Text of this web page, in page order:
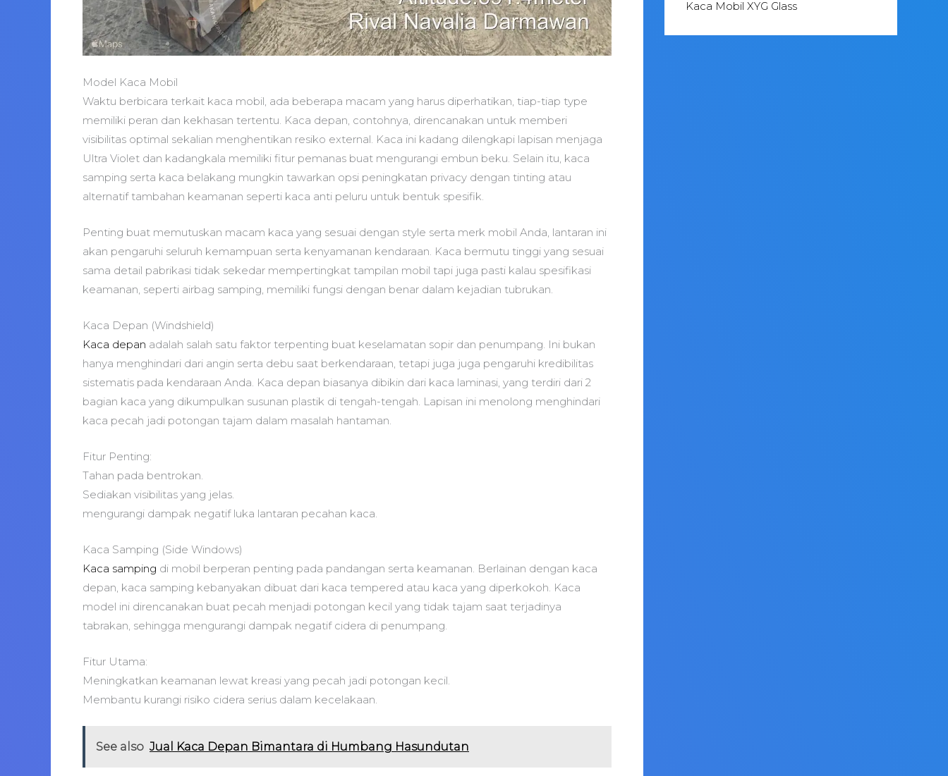
Model Kaca Mobil
Waktu berbicara terkait kaca mobil, ada beberapa macam yang harus diperhatikan, tiap-tiap type
memiliki peran dan kekhasan tertentu. Kaca depan, contohnya, direncanakan untuk memberi
visibilitas optimal sekalian menghentikan resiko external. Kaca ini kadang dilengkapi lapisan menjaga
Ultra Violet dan kadangkala memiliki fitur pemanas buat mengurangi embun beku. Selain itu, kaca
samping serta kaca belakang mungkin tawarkan opsi peningkatan privacy dengan tinting atau
alternatif tambahan keamanan seperti kaca anti peluru untuk bentuk spesifik.
Penting buat memutuskan macam kaca yang sesuai dengan style serta merk mobil Anda, lantaran ini
akan pengaruhi seluruh kemampuan serta kenyamanan kendaraan. Kaca bermutu tinggi yang sesuai
sama detail pabrikasi tidak sekedar mempertingkat tampilan mobil tapi juga pasti kalau spesifikasi
keamanan, seperti airbag samping, memiliki fungsi dengan benar dalam kejadian tubrukan.
Kaca Depan (Windshield)
Kaca depan adalah salah satu faktor terpenting buat keselamatan sopir dan penumpang. Ini bukan
hanya menghindari dari angin serta debu saat berkendaraan, tetapi juga juga pengaruhi kredibilitas
sistematis pada kendaraan Anda. Kaca depan biasanya dibikin dari kaca laminasi, yang terdiri dari 2
bagian kaca yang dikumpulkan susunan plastik di tengah-tengah. Lapisan ini menolong menghindari
kaca pecah jadi potongan tajam dalam masalah hantaman.
Fitur Penting:
Tahan pada bentrokan.
Sediakan visibilitas yang jelas.
mengurangi dampak negatif luka lantaran pecahan kaca.
Kaca Samping (Side Windows)
Kaca samping di mobil berperan penting pada pandangan serta keamanan. Berlainan dengan kaca
depan, kaca samping kebanyakan dibuat dari kaca tempered atau kaca yang diperkokoh. Kaca
model ini direncanakan buat pecah menjadi potongan kecil yang tidak tajam saat terjadinya
tabrakan, sehingga mengurangi dampak negatif cidera di penumpang.
Fitur Utama:
Meningkatkan keamanan lewat kreasi yang pecah jadi potongan kecil.
Membantu kurangi risiko cidera serius dalam kecelakaan.
See also Jual Kaca Depan Bimantara di Humbang Hasundutan
Kaca Mobil XYG Glass